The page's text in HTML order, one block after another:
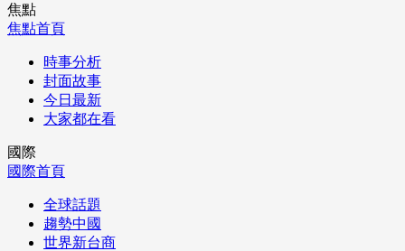
焦點
焦點首頁
時事分析
封面故事
今日最新
大家都在看
國際
國際首頁
全球話題
趨勢中國
世界新台商